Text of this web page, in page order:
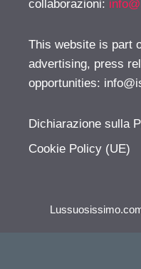
collaborazioni:
This website is part
advertising, press
opportunities:
Dichiarazione sulla
Cookie Policy (UE)